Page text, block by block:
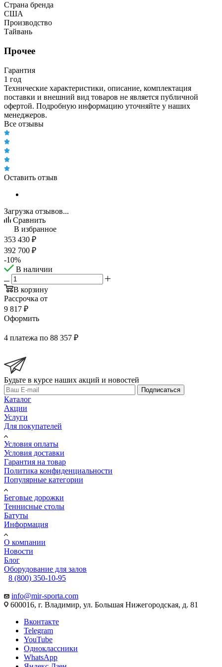
Страна бренда
США
Производство
Тайвань
Прочее
Гарантия
1 год
Технические характеристики, описание, комплектация
поставки и внешний вид товаров не является публичной
офертой. Подробную информацию уточняйте у наших
менеджеров.
Все отзывы
Оставить отзыв
Загрузка отзывов...
Сравнить
В избранное
353 430 ₽
392 700 ₽
-10%
В наличии
В корзину
Рассрочка от
9 817 ₽
Оформить
4 платежа по 88 357 ₽
Будьте в курсе наших акций и новостей
Подписаться
Каталог
Акции
Услуги
Для покупателей
Условия оплаты
Условия доставки
Гарантия на товар
Политика конфиденциальности
Популярные категории
Беговые дорожки
Теннисные столы
Батуты
Информация
О компании
Новости
Блог
Оборудование для залов
8 (800) 350-10-95
info@mir-sporta.com
600016, г. Владимир, ул. Большая Нижегородская, д. 81
Вконтакте
Telegram
YouTube
Одноклассники
WhatsApp